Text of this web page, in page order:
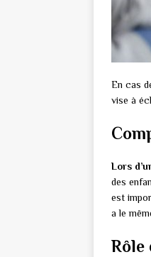
En cas
vise à
Lors
des
est
a le
Rôle